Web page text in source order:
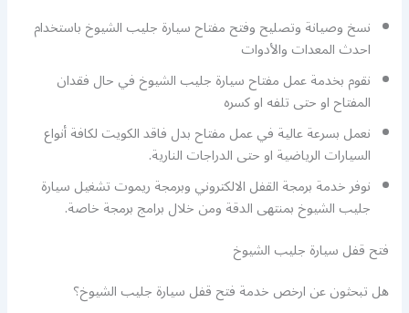
نسخ وصيانة وتصليح وفتح مفتاح سيارة جليب الشيوخ باستخدام
احدث المعدات والأدوات
نقوم بخدمة عمل مفتاح سيارة جليب الشيوخ في حال فقدان
المفتاح او حتى تلفه او كسره
نعمل بسرعة عالية في عمل مفتاح بدل فاقد الكويت لكافة أنواع
السيارات الرياضية او حتى الدراجات النارية.
نوفر خدمة برمجة القفل الالكتروني وبرمجة ريموت تشغيل سيارة
جليب الشيوخ بمنتهى الدقة ومن خلال برامج برمجة خاصة.
فتح قفل سيارة جليب الشيوخ
هل تبحثون عن ارخص خدمة فتح قفل سيارة جليب الشيوخ؟